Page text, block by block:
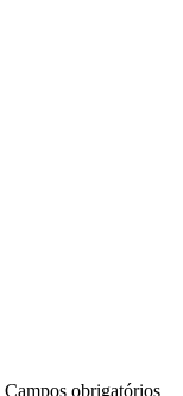
Campos obrigatórios